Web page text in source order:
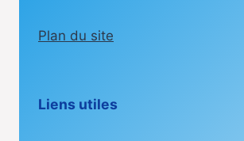
Plan du site
Liens utiles